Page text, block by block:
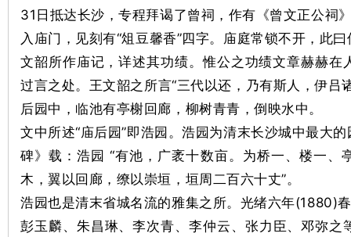
31日抵达长沙，专程拜谒了曾祠，作有《曾文正公祠
入庙门，见刻有“俎豆馨香”四字。庙庭常锁不开，此
文韶所作庙记，详述其功绩。惟公之功绩文章赫赫在
过言之处。王文韶之所言“三代以还，乃有斯人，伊吕
后园中，临池有亭榭回廊，柳树青青，倒映水中。
文中所述“庙后园”即浩园。浩园为清末长沙城中最大
碑》载：浩园 “有池，广袤十数亩。为桥一、楼一、
木，翼以回廊，缭以崇垣，垣周二百六十丈”。
浩园也是清末省城名流的雅集之所。光绪六年(1880)
彭玉麟、朱昌琳、李次青、李仲云、张力臣、邓弥之